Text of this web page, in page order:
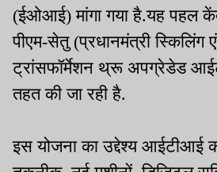
(ईओआई) मांगा गया है.यह पहल
पीएम-सेतु (प्रधानमंत्री स्किलिंग
ट्रांसफॉर्मेशन थ्रू अपग्रेडेड
तहत की जा रही है.
इस योजना का उद्देश्य आईटीआई